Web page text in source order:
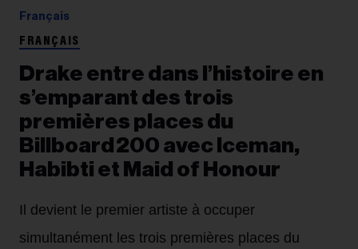
Français
FRANÇAIS
Drake entre dans l’histoire en
s’emparant des trois
premières places du
Billboard 200 avec Iceman,
Habibti et Maid of Honour
Il devient le premier artiste à occuper
simultanément les trois premières places du